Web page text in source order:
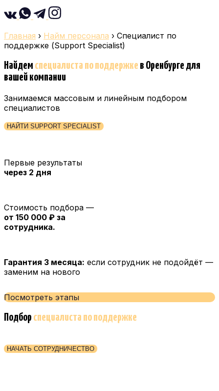
Главная › Найм персонала › Специалист по
поддержке (Support Specialist)
Найдем специалиста по поддержке в Оренбурге для
вашей компании
Занимаемся массовым и линейным подбором
специалистов
НАЙТИ SUPPORT SPECIALIST
Первые результаты
через 2 дня
Стоимость подбора —
от 150 000 ₽ за
сотрудника.
Гарантия 3 месяца: если сотрудник не подойдёт —
заменим на нового
Посмотреть этапы
Подбор специалиста по поддержке
НАЧАТЬ СОТРУДНИЧЕСТВО